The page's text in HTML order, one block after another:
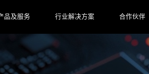
品及服务 行业解决方案 合作伙伴